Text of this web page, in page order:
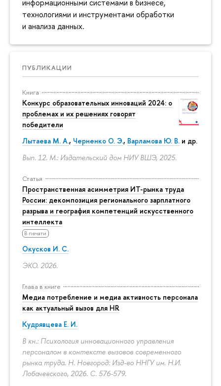
информационными системами в бизнесе,
технологиями и инструментами обработки
и анализа данных.
ПУБЛИКАЦИИ
Книга
Конкурс образовательных инноваций 2024: о
проблемах и их решениях говорят
победители
Лытаева М. А., Черненко О. Э., Варламова Ю. В. и др.
Вып. 12. М.: Издательский дом НИУ ВШЭ, 2025.
Статья
Пространственная асимметрия ИТ-рынка труда
России: декомпозиция регионального зарплатного
разрыва и география компетенций искусственного
интеллекта
В печати
Окусков И. С.
ЭКО. 2026.
Глава в книге
Медиа потребление и медиа активность персонала
как актуальный вызов для HR
Кудрявцева Е. И.
В кн.: Психология инновационного управления
персоналом в контексте вызовов современного
рынка труда. Н. Новгород: Изд-во ННГУ им. Н.И.
Лобачевского, 2026. С. 576-579.